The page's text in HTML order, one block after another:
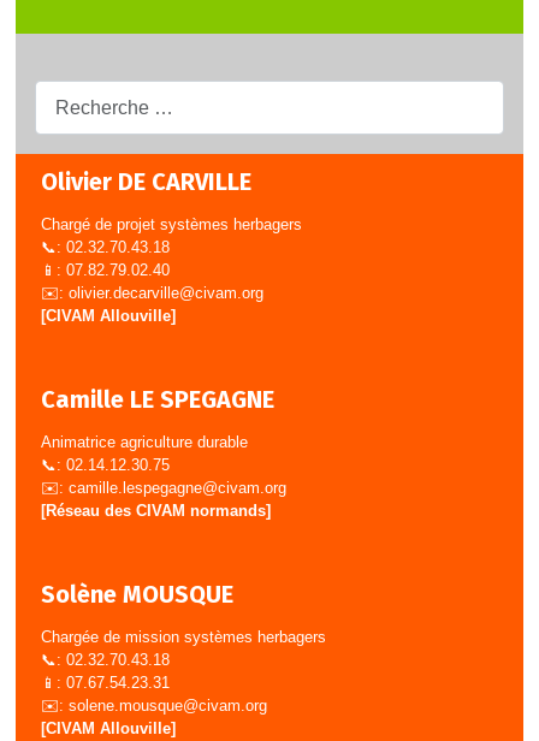
Olivier DE CARVILLE
Chargé de projet systèmes herbagers
📞: 02.32.70.43.18
📱: 07.82.79.02.40
✉️: olivier.decarville@civam.org
[CIVAM Allouville]
Camille LE SPEGAGNE
Animatrice agriculture durable
📞: 02.14.12.30.75
✉️: camille.lespegagne@civam.org
[Réseau des CIVAM normands]
Solène MOUSQUE
Chargée de mission systèmes herbagers
📞: 02.32.70.43.18
📱: 07.67.54.23.31
✉️: solene.mousque@civam.org
[CIVAM Allouville]